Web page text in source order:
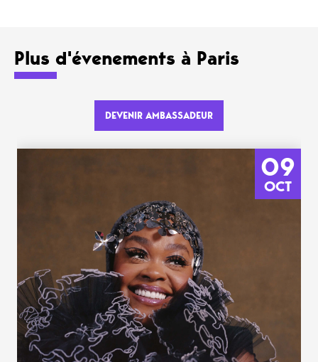
Plus d'évenements à Paris
DEVENIR AMBASSADEUR
09
OCT